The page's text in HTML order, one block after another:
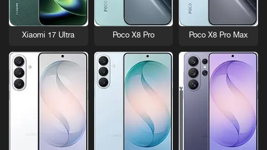
Poco X8 Pro Max
Poco X8 Pro
Xiaomi 17 Ultra